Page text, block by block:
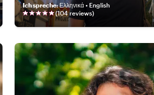
Ich spreche:Ελληνικά • English
(104reviews)